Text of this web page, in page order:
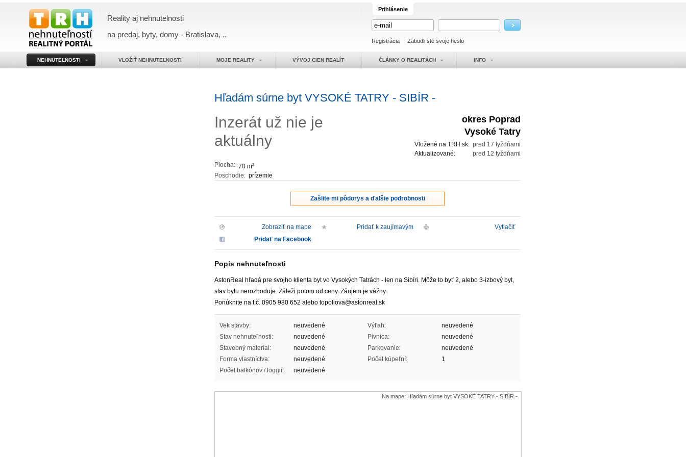
Reality aj nehnutelnosti
na predaj, byty, domy - Bratislava, ..
Prihlásenie
Registrácia Zabudli ste svoje heslo
NEHNUTEĽNOSTI VLOŽIŤ NEHNUTEĽNOSTI MOJE REALITY VÝVOJ CIEN REALÍT ČLÁNKY O REALITÁCH INFO
Hľadám súrne byt VYSOKÉ TATRY - SIBÍR -
Inzerát už nie je
aktuálny
Plocha: 70 m2
Poschodie: prízemie
okres Poprad
Vysoké Tatry
pred 17 tyždňami
Vložené na TRH.sk:
pred 12 tyždňami
Aktualizované:
Zašlite mi pôdorys a ďalšie podrobnosti
Zobraziť na mape Pridať k zaujímavým
Vytlačiť
Pridať na Facebook
Popis nehnuteľnosti
AstonReal hľadá pre svojho klienta byt vo Vysokých Tatrách - len na Sibíri. Môže to byť 2, alebo 3-izbový byt,
stav bytu nerozhoduje. Záleži potom od ceny. Záujem je vážny.
Ponúknite na t.č. 0905 980 652 alebo topoliova@astonreal.sk
Vek stavby:
neuvedené
Stav nehnuteľnosti:
neuvedené
Stavebný material:
neuvedené
Forma vlastníctva:
neuvedené
Počet balkónov / loggií:
neuvedené
Výťah:
neuvedené
Pivnica:
neuvedené
Parkovanie:
neuvedené
Počet kúpeľní:
1
Na mape: Hľadám súrne byt VYSOKÉ TATRY - SIBÍR -